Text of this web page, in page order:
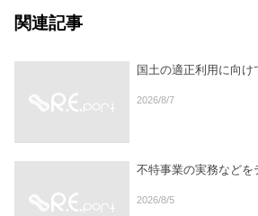
関連記事
国土の適正利用に向
2026/8/7
不特事業の実務などを
2026/8/5